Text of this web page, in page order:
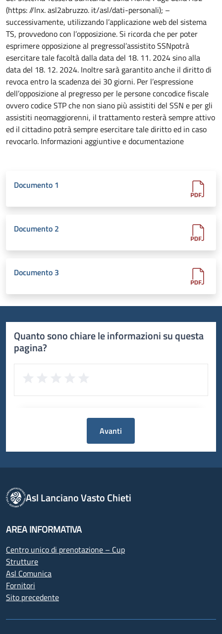
(https: //lnx. asl2abruzzo. it/asl/dati-personali); –
successivamente, utilizzando l’applicazione web del sistema
TS, provvedono con l’opposizione. Si ricorda che per poter
esprimere opposizione al pregressol’assistito SSNpotrà
esercitare tale facoltà dalla data del 18. 11. 2024 sino alla
data del 18. 12. 2024. Inoltre sarà garantito anche il diritto di
revoca entro la scadenza dei 30 giorni. Per l’espressione
dell’opposizione al pregresso per le persone concodice fiscale
ovvero codice STP che non siano più assistiti del SSN e per gli
assistiti neomaggiorenni, il trattamento resterà sempre attivo
ed il cittadino potrà sempre esercitare tale diritto ed in caso
revocarlo. Informazioni aggiuntive e documentazione
Documento 1
Documento 2
Documento 3
Quanto sono chiare le informazioni su questa
pagina?
Avanti
Asl Lanciano Vasto Chieti
AREA INFORMATIVA
Centro unico di prenotazione – Cup
Strutture
Asl Comunica
Fornitori
Sito precedente